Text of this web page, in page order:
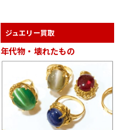
ジュエリー買取
年代物・壊れたもの